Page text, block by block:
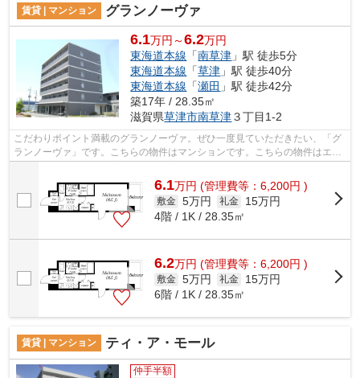
賃貸 | マンション グランノーヴァ
6.1万円～6.2万円
東海道本線 「南草津 」駅 徒歩5分
東海道本線 「草津 」駅 徒歩40分
東海道本線 「瀬田 」駅 徒歩42分
築17年 / 28.35㎡
滋賀県草津市南草津３丁目1-2
こだわりポイント満載のグランノーヴァ。ぜひ一度見ていただきたい、「グ
ランノーヴァ」です。こちらの物件はマンションです。こちらの物件はエレ
6.1万円 (管理費等：6,200円 )
敷金 5万円 礼金
15万円
4階 / 1K / 28.35㎡
6.2万円 (管理費等：6,200円 )
敷金 5万円 礼金
15万円
6階 / 1K / 28.35㎡
賃貸 | マンション ティ・ア・モール
仲手半額